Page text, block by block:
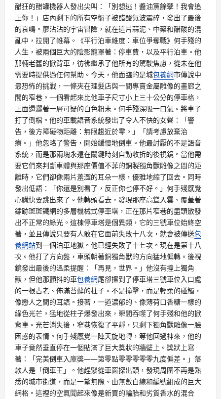
醋狂的醋罐機器人發出尖叫：「別想逃！醬油黨餘孽！我會追
上你！」店內剩下的所有空盤子被醋酸氣波震碎，發出了最後
的哀鳴。廖沾沾的宇宙冒險，就在這片蒜泥、中藥和醋酸的混
亂中，拉開了帷幕。《平行泊車維度：車位爭奪戰》何手殘的
人生，被兩個巨大的陰影籠罩著：停車費，以及平行泊車。他
那輛老舊的掀背車，彷彿繼承了他所有的駕駛焦慮，從未在他
需要時提供過任何幫助。今天，他面臨的是城包養網市傳說中
最恐怖的挑戰，一條夾在理髮店與一間專賣金屬雕像的畫廊之
間的窄巷。一個看起來比他車子尺寸小上三十公分的停車格，
上面還灑著一層可疑的白色粉末。何手殘深吸一口氣。將車子
打了倒檔。他的車載語音系統發出了令人不快的女聲：「警
告，後方障礙物距離：無限趨近於零。」「請考慮放棄治
療。」他忽略了警告，開始緩慢地倒車。他最討厭的不是語音
系統，而是那兩塊永遠在關鍵時刻自動收折的後視鏡。當他需
要它們來判斷車體與那座價值不菲的銅製獨角獸雕像之間的距
離時，它們卻像兩片羞澀的耳朵一樣，優雅地縮了回去。同時
發出低語：「你還是別看了，反正你也停不好。」何手殘感覺
心臟快要跳出來了。他轉頭看去，發現那座高聳入雲、覆蓋著
鏽跡斑斑鐵網的多層機械式停車塔，正在那片窄巷的盡頭散發
出不正常的綠光。這棟停車塔是個異類，它的三號車位始終空
著，並且傳說只要有人敢在它面前失敗十八次，就會被傳送包
養網站到一個泊車地獄。他已經失敗了十七次。現在是第十八
次。他打了方向盤，車頭朝著銅獨角獸的方向猛地偏轉。後視
鏡發出最後的溫柔提醒：「再見，世界。」他沒有撞上獨角
獸，但他那顫抖的車包養網尾卻擦到了停車塔三號車位入口處
的一根古老、佈滿苔蘚的柱子。不是撞擊，而是輕柔的碰觸，
像戀人之間的耳語。接著，一道濃郁的、像薄荷口香糖一樣的
綠色光芒。猛地從柱子爆發出來，瞬間吞噬了何手殘和他的掀
背車。光芒消失後，窄巷恢復了平靜，只剩下獨角獸雕像一臉
困惑的表情。何手殘感覺一陣天旋地轉，等他回過神來，他的
車子竟然垂直停在一個貼滿了巨大獎狀的牆壁上。獎狀上寫
著：「完美倒車入庫獎——第零點零零零零零九度偏差。」落
款人是「倒車王」。他趕緊從車窗探出頭，發現周圍不再是熟
悉的城市街道，而是一望無際、由無數白線和編號組成的巨大
網格。這裡的空氣聞起來像是新買的輪胎和劣質香水的混合